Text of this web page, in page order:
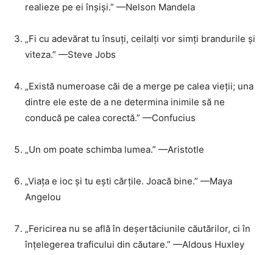
realieze pe ei înșiși.” —Nelson Mandela
„Fi cu adevărat tu însuți, ceilalți vor simți brandurile și
viteza.” —Steve Jobs
„Există numeroase căi de a merge pe calea vieții; una
dintre ele este de a ne determina inimile să ne
conducă pe calea corectă.” —Confucius
„Un om poate schimba lumea.” —Aristotle
„Viața e ioc și tu ești cărțile. Joacă bine.” —Maya
Angelou
„Fericirea nu se află în deșertăciunile căutărilor, ci în
înțelegerea traficului din căutare.” —Aldous Huxley